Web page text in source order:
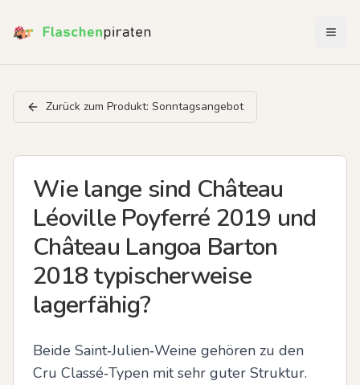
Zurück zum Produkt: Sonntagsangebot
Wie lange sind Château
Léoville Poyferré 2019 und
Château Langoa Barton
2018 typischerweise
lagerfähig?
Beide Saint‑Julien‑Weine gehören zu den
Cru Classé‑Typen mit sehr guter Struktur.